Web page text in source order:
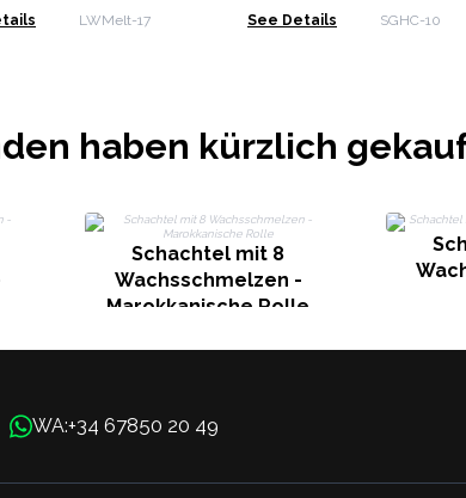
LWMelt-17 See Details SGHC-10
haben kürzlich
Schachtel mit 8
Wachsschmelzen -
Marokkanische Rolle
WA:+34 67850 20 49